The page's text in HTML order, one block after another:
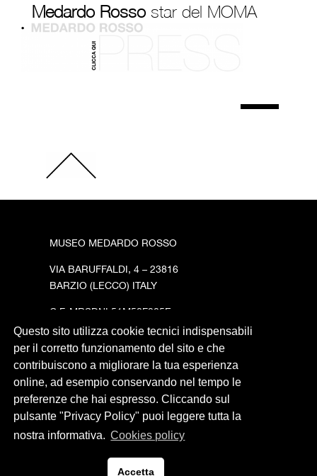
Medardo Rossostar del MOMA
MUSEO MEDARDO ROSSO
VIA BARUFFALDI, 4 – 23816
BARZIO (LECCO) ITALY
C.F. MRSDNL51M58F205E
Privacy Policy
Sito web realizzato da
Questo sito utilizza cookie tecnici indispensabili
per il corretto funzionamento del sito e che
contribuiscono a migliorare la tua esperienza
online, ad esempio conservando nel tempo le
preferenze che hai espresso. Cliccando sul
pulsante "Privacy Policy" puoi leggere tutta la
nostra informativa. Cookies policy
Accetta